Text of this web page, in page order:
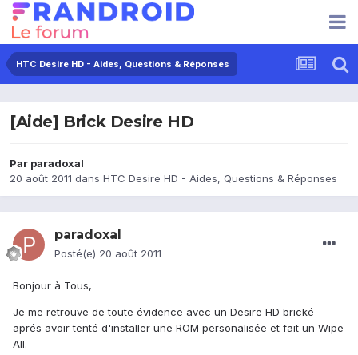
HTC Desire HD - Aides, Questions & Réponses
[Aide] Brick Desire HD
Par paradoxal
20 août 2011 dans HTC Desire HD - Aides, Questions & Réponses
paradoxal
Posté(e) 20 août 2011
Bonjour à Tous,
Je me retrouve de toute évidence avec un Desire HD brické
aprés avoir tenté d'installer une ROM personalisée et fait un Wipe
All.